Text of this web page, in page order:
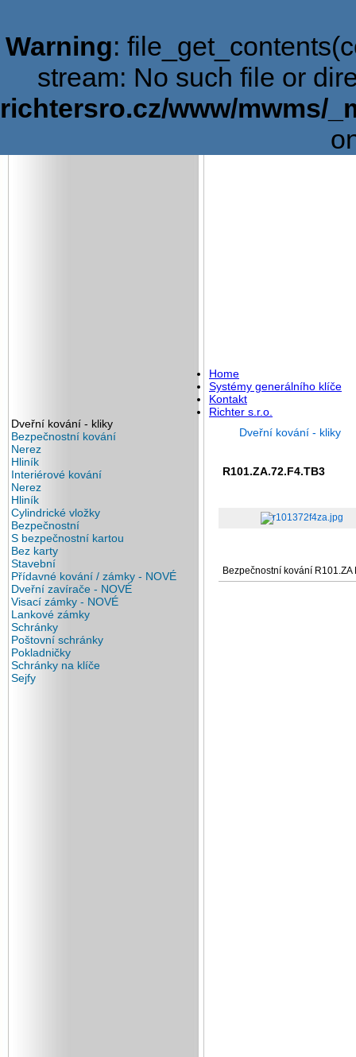
Warning:
stream: No such file or
richtersro.cz/www/mwms/
Home
Systémy generálního klíče
Kontakt
Richter s.r.o.
Dveřní kování - kliky
Bezpečnostní kování
Nerez
Hliník
Interiérové kování
Nerez
Hliník
Cylindrické vložky
Bezpečnostní
S bezpečnostní kartou
Bez karty
Stavební
Přídavné kování / zámky - NOVÉ
Dveřní zavírače - NOVÉ
Visací zámky - NOVÉ
Lankové zámky
Schránky
Poštovní schránky
Pokladničky
Schránky na klíče
Sejfy
Dveřní kování - kliky
R101.ZA.72.F4.TB3
Bezpečnostní kování